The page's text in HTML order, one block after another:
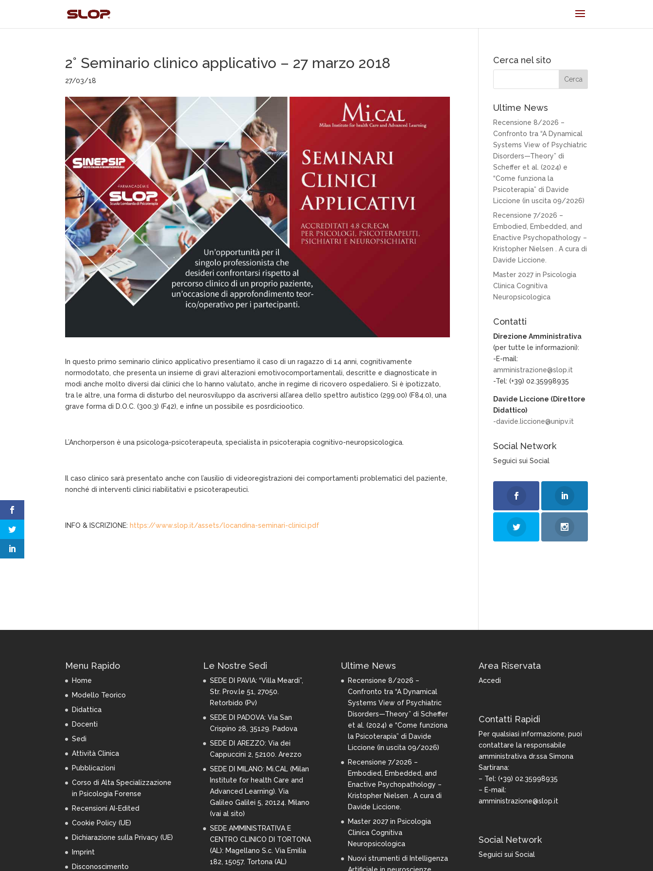
2° Seminario clinico applicativo – 27 marzo 2018
27/03/18
In questo primo seminario clinico applicativo presentiamo il caso di un ragazzo di 14 anni, cognitivamente
normodotato, che presenta un insieme di gravi alterazioni emotivocomportamentali, descritte e diagnosticate in
modi anche molto diversi dai clinici che lo hanno valutato, anche in regime di ricovero ospedaliero. Si è ipotizzato,
tra le altre, una forma di disturbo del neurosviluppo da ascriversi all’area dello spettro autistico (299.00) (F84.0), una
grave forma di D.O.C. (300.3) (F42), e infine un possibile es posrdiciootico.
L’Anchorperson è una psicologa-psicoterapeuta, specialista in psicoterapia cognitivo-neuropsicologica.
Il caso clinico sarà presentato anche con l’ausilio di videoregistrazioni dei comportamenti problematici del paziente,
nonché di interventi clinici riabilitativi e psicoterapeutici.
INFO & ISCRIZIONE: https://www.slop.it/assets/locandina-seminari-clinici.pdf
Cerca nel sito
Ultime News
Recensione 8/2026 –
Confronto tra “A Dynamical
Systems View of Psychiatric
Disorders—Theory” di
Scheffer et al. (2024) e
“Come funziona la
Psicoterapia” di Davide
Liccione (in uscita 09/2026)
Recensione 7/2026 –
Embodied, Embedded, and
Enactive Psychopathology –
Kristopher Nielsen . A cura di
Davide Liccione.
Master 2027 in Psicologia
Clinica Cognitiva
Neuropsicologica
Contatti
Direzione Amministrativa
(per tutte le informazioni):
-E-mail:
amministrazione@slop.it
-Tel: (+39) 02.35998935
Davide Liccione (Direttore
Didattico)
-davide.liccione@unipv.it
Social Network
Seguici sui Social
Menu Rapido
Home
Modello Teorico
Didattica
Docenti
Sedi
Attività Clinica
Pubblicazioni
Corso di Alta Specializzazione
in Psicologia Forense
Recensioni AI-Edited
Cookie Policy (UE)
Dichiarazione sulla Privacy (UE)
Imprint
Disconoscimento
Le Nostre Sedi
SEDE DI PAVIA: “Villa Meardi”,
Str. Prov.le 51, 27050.
Retorbido (Pv)
SEDE DI PADOVA: Via San
Crispino 28, 35129. Padova
SEDE DI AREZZO: Via dei
Cappuccini 2, 52100. Arezzo
SEDE DI MILANO: Mi.CAL (Milan
Institute for health Care and
Advanced Learning). Via
Galileo Galilei 5, 20124. Milano
(vai al sito)
SEDE AMMINISTRATIVA E
CENTRO CLINICO DI TORTONA
(AL): Magellano S.c. Via Emilia
182, 15057. Tortona (AL)
Ultime News
Recensione 8/2026 –
Confronto tra “A Dynamical
Systems View of Psychiatric
Disorders—Theory” di Scheffer
et al. (2024) e “Come funziona
la Psicoterapia” di Davide
Liccione (in uscita 09/2026)
Recensione 7/2026 –
Embodied, Embedded, and
Enactive Psychopathology –
Kristopher Nielsen . A cura di
Davide Liccione.
Master 2027 in Psicologia
Clinica Cognitiva
Neuropsicologica
Nuovi strumenti di Intelligenza
Area Riservata
Accedi
Contatti Rapidi
Per qualsiasi informazione, puoi
contattare la responsabile
amministrativa dr.ssa Simona
Sartirana:
– Tel: (+39) 02.35998935
– E-mail:
amministrazione@slop.it
Social Network
Seguici sui Social